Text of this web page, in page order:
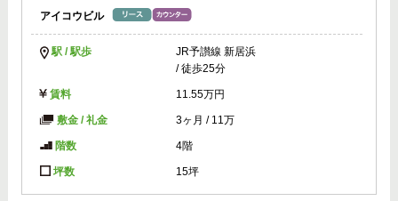
アイコウビル
駅 / 駅歩
JR予讃線 新居浜
/ 徒歩25分
賃料 11.55万円
敷金 / 礼金 3ヶ月 / 11万
階数 4階
坪数 15坪